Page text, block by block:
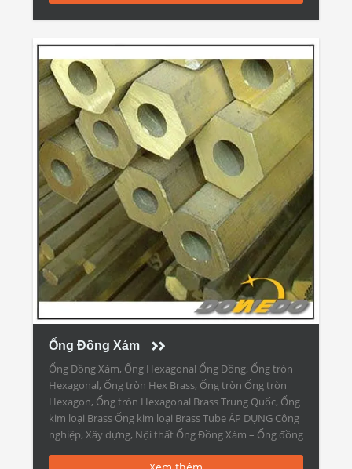
Ống Đồng Xám
Ống Đồng Xám, Ống Hexagonal Ống Đồng, Ống tròn
Hexagonal, Ống tròn Hex Brass, Ống tròn Ống tròn
Hexagon, Ống tròn Hexagonal Brass Trung Quốc, Ống
kim loại Brass Ống kim loại Brass Tube ÁP DỤNG Công
nghiệp, Xây dựng, Nội thất Ống Đồng Xám – Ống đồng